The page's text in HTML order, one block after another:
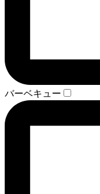
バーベキュー